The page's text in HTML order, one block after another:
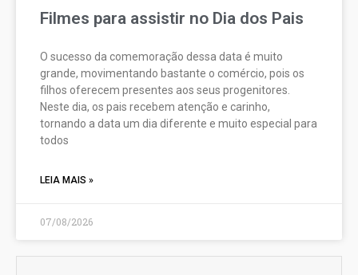
Filmes para assistir no Dia dos Pais
O sucesso da comemoração dessa data é muito
grande, movimentando bastante o comércio, pois os
filhos oferecem presentes aos seus progenitores.
Neste dia, os pais recebem atenção e carinho,
tornando a data um dia diferente e muito especial para
todos
LEIA MAIS »
07/08/2026